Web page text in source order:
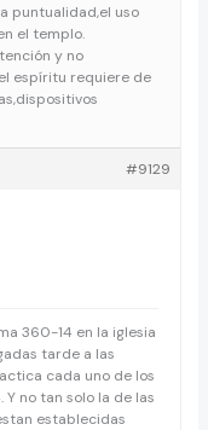
puntualidad,el uso
el templo.
y no
espíritu requiere de
#9129
360-14 en la iglesia
tarde a las
cada uno de los
no tan solo la de las
establecidas